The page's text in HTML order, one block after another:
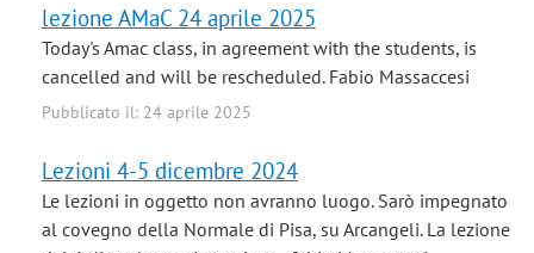
lezione AMaC 24 aprile 2025
Today's Amac class, in agreement with the students, is
cancelled and will be rescheduled. Fabio Massaccesi
Pubblicato il: 24 aprile 2025
Lezioni 4-5 dicembre 2024
Le lezioni in oggetto non avranno luogo. Sarò impegnato
al covegno della Normale di Pisa, su Arcangeli. La lezione